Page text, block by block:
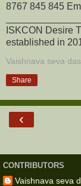
8767 845 845
ISKCON Desire
established in
Vaishnava seva
Share
‹
CONTRIBUTORS
Vaishnava seva